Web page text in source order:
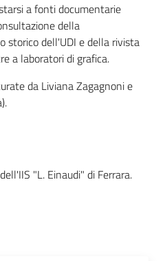
a fonti documentarie
della
storico dell'UDI e della rivista
a laboratori di grafica.
da Liviana Zagagnoni e
"L. Einaudi" di Ferrara.